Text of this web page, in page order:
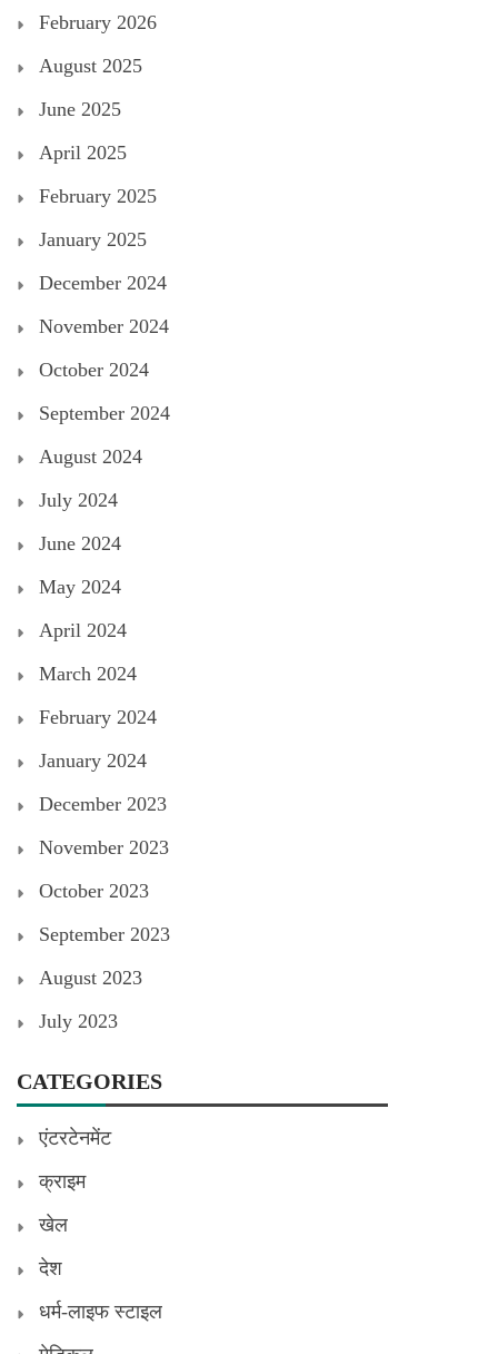
February 2026
August 2025
June 2025
April 2025
February 2025
January 2025
December 2024
November 2024
October 2024
September 2024
August 2024
July 2024
June 2024
May 2024
April 2024
March 2024
February 2024
January 2024
December 2023
November 2023
October 2023
September 2023
August 2023
July 2023
CATEGORIES
एंटरटेनमेंट
क्राइम
खेल
देश
धर्म-लाइफ स्टाइल